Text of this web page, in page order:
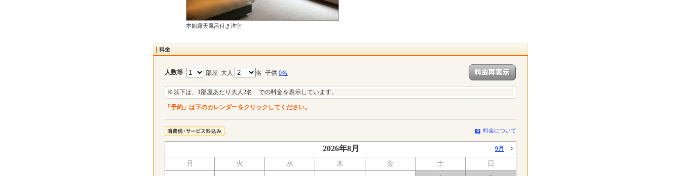
本館露天風呂付き洋室
人数等 部屋 大人 名 子供 0名
※以下は、1部屋あたり大人2名 での料金を表示しています。
「予約」は下のカレンダーをクリックしてください。
料金について
2026年8月 9月 >
月 火 水 木 金 土 日